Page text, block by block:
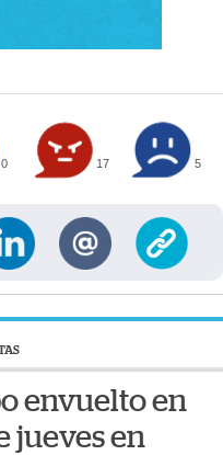
0 17 5
envuelto en
jueves en